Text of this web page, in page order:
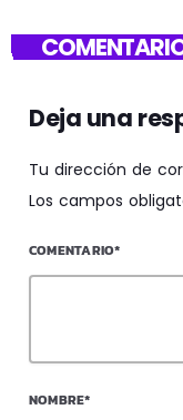
Deja una
Tu dirección de
Los campos
COMENTARIO*
NOMBRE*